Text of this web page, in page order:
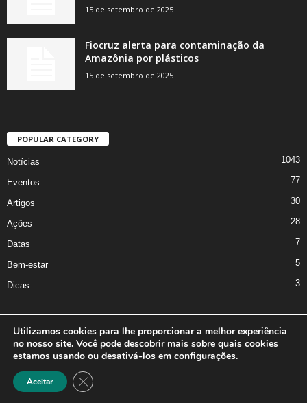
15 de setembro de 2025
Fiocruz alerta para contaminação da
Amazônia por plásticos
15 de setembro de 2025
POPULAR CATEGORY
Notícias 1043
Eventos 77
Artigos 30
Ações 28
Datas 7
Bem-estar 5
Dicas 3
A Iniciativa Marcus Nakagawa Contato
Oficina da Comunicação
Utilizamos cookies para lhe proporcionar a melhor experiência
no nosso site. Você pode descobrir mais sobre quais cookies
estamos usando ou desativá-los em configurações.
Aceitar Close GDPR Cookie Banner